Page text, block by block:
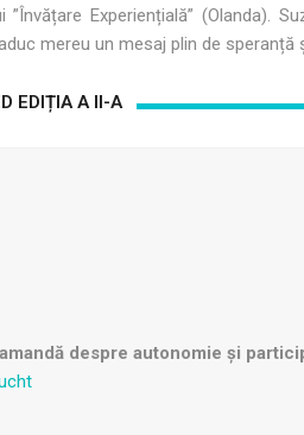
Experiențială” (Olanda).
mereu un mesaj plin de speranță
EDIȚIA A II-A
despre autonomie și